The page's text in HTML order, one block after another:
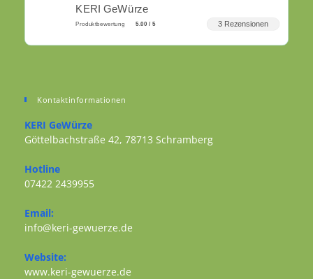
KERI GeWürze
Produktbewertung 5.00 / 5 3 Rezensionen
Kontaktinformationen
KERI GeWürze
Göttelbachstraße 42, 78713 Schramberg
Hotline
07422 2439955
Email:
info@keri-gewuerze.de
Website:
www.keri-gewuerze.de